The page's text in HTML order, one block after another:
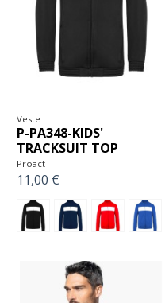
Veste
P-PA348-KIDS'
TRACKSUIT TOP
Proact
11,00 €